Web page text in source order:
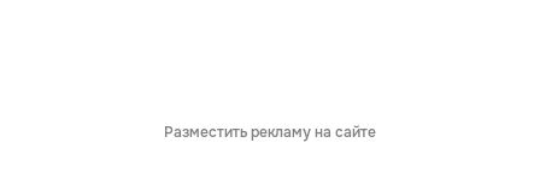
Разместить рекламу на сайте